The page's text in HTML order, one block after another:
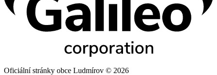
Oficiální stránky obce Ludmírov © 2026